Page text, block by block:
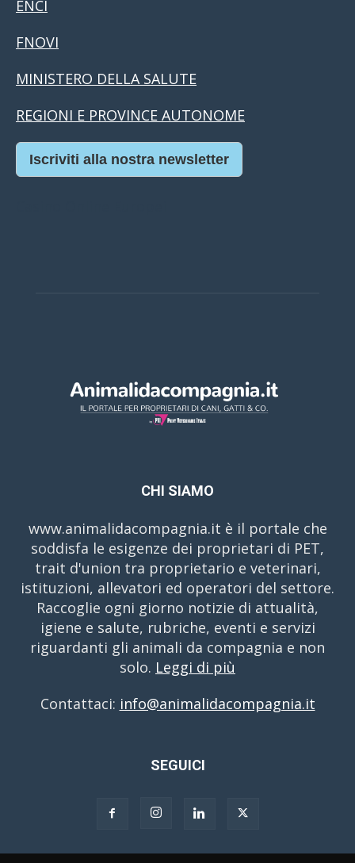
ENCI
FNOVI
MINISTERO DELLA SALUTE
REGIONI E PROVINCE AUTONOME
Iscriviti alla nostra newsletter
CHI SIAMO
www.animalidacompagnia.it è il portale che
soddisfa le esigenze dei proprietari di PET,
trait d'union tra proprietario e veterinari,
istituzioni, allevatori ed operatori del settore.
Raccoglie ogni giorno notizie di attualità,
igiene e salute, rubriche, eventi e servizi
riguardanti gli animali da compagnia e non
solo. Leggi di più
Contattaci: info@animalidacompagnia.it
SEGUICI